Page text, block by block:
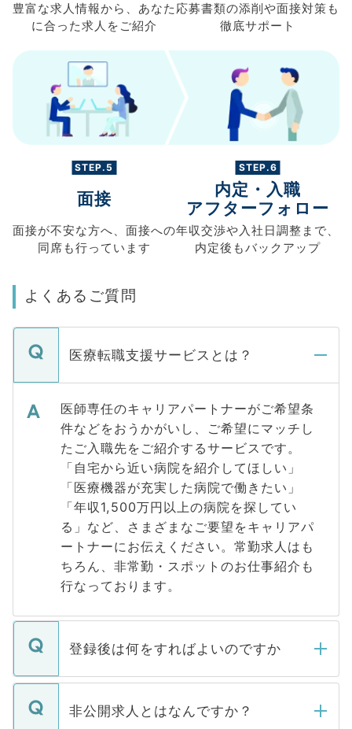
豊富な求人情報から、 あなた
に合った求人を ご紹介
応募書類の添削や面接対策も
徹底サポート
STEP.5
面接
面接が不安な方へ、 面接への
同席も行っています
STEP.6
内定・入職
アフターフォロー
年収交渉や入社日調整まで、
内定後もバックアップ
よくあるご質問
医療転職支援サービスとは？
医師専任のキャリアパートナーがご希望条
件などをおうかがいし、ご希望にマッチし
たご入職先をご紹介するサービスです。
「自宅から近い病院を紹介してほしい」
「医療機器が充実した病院で働きたい」
「年収1,500万円以上の病院を探してい
る」など、さまざまなご要望をキャリアパ
ートナーにお伝えください。常勤求人はも
ちろん、非常勤・スポットのお仕事紹介も
行なっております。
登録後は何をすればよいのですか
ご登録いただきましたら、弊社担当者がご
登録内容を確認し、その後メールもしくは
非公開求人とはなんですか？